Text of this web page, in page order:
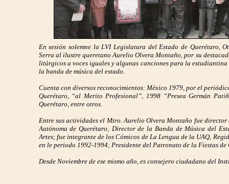
En sesión solemne la LVI Legislatura del Estado de Querétaro,
Serra al ilustre queretano Aurelio Olvera Montaño, por su
litúrgicos a voces iguales y algunas canciones para la
la banda de música del estado.
Cuenta con diversos reconocimientos: México 1979, por el
Querétaro, “al Merito Profesional”, 1998 “Presea Germán
Querétaro, entre otros.
Entre sus actividades el Mtro. Aurelio Olvera Montaño fue
Autónoma de Querétaro; Director de la Banda de Música del
Artes; fue integrante de los Cómicos de La Lengua de la UAQ,
en le periodo 1992-1994; Presidente del Patronato de la Fiestas de
Desde Noviembre de ese mismo año, es consejero ciudadano del